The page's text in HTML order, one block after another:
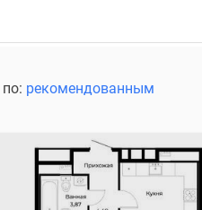
рекомендованным